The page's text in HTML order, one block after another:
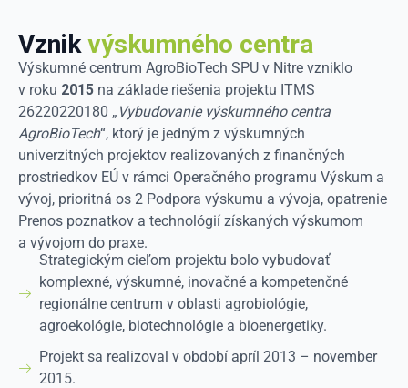
Vznikvýskumného centra
Výskumné centrum AgroBioTech SPU v Nitre vzniklo
v roku 2015 na základe riešenia projektu ITMS
26220220180 „ Vybudovanie výskumného centra
AgroBioTech“, ktorý je jedným z výskumných
univerzitných projektov realizovaných z finančných
prostriedkov EÚ v rámci Operačného programu Výskum a
vývoj, prioritná os 2 Podpora výskumu a vývoja, opatrenie
Prenos poznatkov a technológií získaných výskumom
a vývojom do praxe.
Strategickým cieľom projektu bolo vybudovať
komplexné, výskumné, inovačné a kompetenčné
regionálne centrum v oblasti agrobiológie,
agroekológie, biotechnológie a bioenergetiky.
Projekt sa realizoval v období apríl 2013 – november
2015.